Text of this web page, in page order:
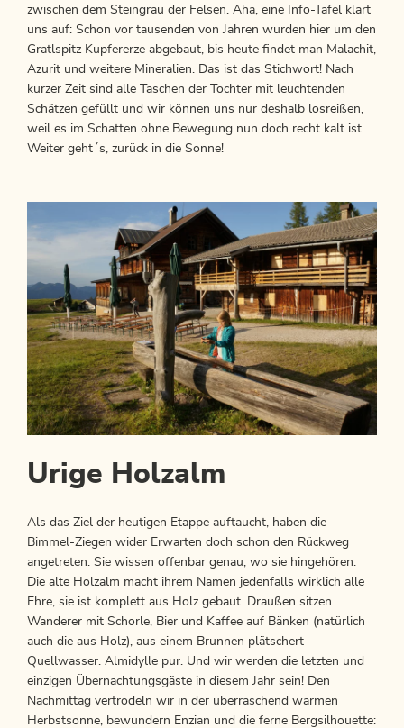
zwischen dem Steingrau der Felsen. Aha, eine Info-Tafel klärt
uns auf: Schon vor tausenden von Jahren wurden hier um den
Gratlspitz Kupfererze abgebaut, bis heute findet man Malachit,
Azurit und weitere Mineralien. Das ist das Stichwort! Nach
kurzer Zeit sind alle Taschen der Tochter mit leuchtenden
Schätzen gefüllt und wir können uns nur deshalb losreißen,
weil es im Schatten ohne Bewegung nun doch recht kalt ist.
Weiter geht´s, zurück in die Sonne!
Urige Holzalm
Als das Ziel der heutigen Etappe auftaucht, haben die
Bimmel-Ziegen wider Erwarten doch schon den Rückweg
angetreten. Sie wissen offenbar genau, wo sie hingehören.
Die alte Holzalm macht ihrem Namen jedenfalls wirklich alle
Ehre, sie ist komplett aus Holz gebaut. Draußen sitzen
Wanderer mit Schorle, Bier und Kaffee auf Bänken (natürlich
auch die aus Holz), aus einem Brunnen plätschert
Quellwasser. Almidylle pur. Und wir werden die letzten und
einzigen Übernachtungsgäste in diesem Jahr sein! Den
Nachmittag vertrödeln wir in der überraschend warmen
Herbstsonne, bewundern Enzian und die ferne Bergsilhouette: